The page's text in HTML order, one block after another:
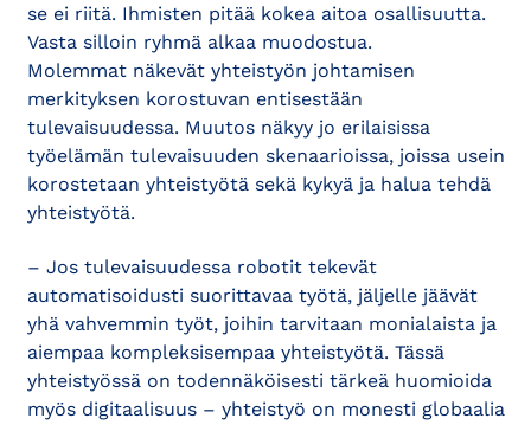
se ei riitä. Ihmisten pitää kokea aitoa osallisuutta.
Vasta silloin ryhmä alkaa muodostua.
Molemmat näkevät yhteistyön johtamisen
merkityksen korostuvan entisestään
tulevaisuudessa. Muutos näkyy jo erilaisissa
työelämän tulevaisuuden skenaarioissa, joissa usein
korostetaan yhteistyötä sekä kykyä ja halua tehdä
yhteistyötä.
– Jos tulevaisuudessa robotit tekevät
automatisoidusti suorittavaa työtä, jäljelle jäävät
yhä vahvemmin työt, joihin tarvitaan monialaista ja
aiempaa kompleksisempaa yhteistyötä. Tässä
yhteistyössä on todennäköisesti tärkeä huomioida
myös digitaalisuus – yhteistyö on monesti globaalia